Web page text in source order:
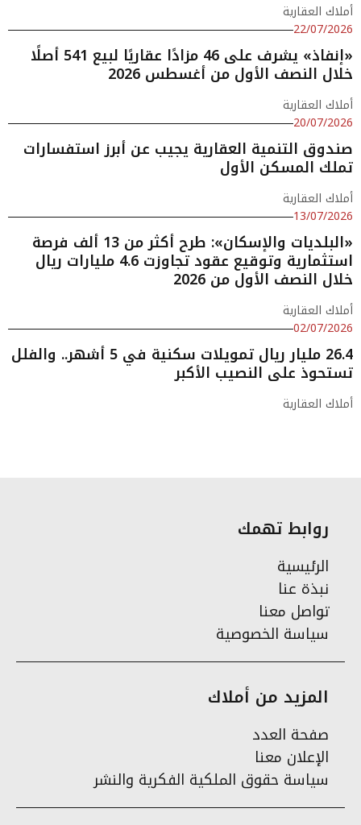
أملاك العقارية
22/07/2026
«إنفاذ» يشرف على 46 مزادًا عقاريًا لبيع 541 أصلًا
خلال النصف الأول من أغسطس 2026
أملاك العقارية
20/07/2026
صندوق التنمية العقارية يجيب عن أبرز استفسارات
تملك المسكن الأول
أملاك العقارية
13/07/2026
«البلديات والإسكان»: طرح أكثر من 13 ألف فرصة
استثمارية وتوقيع عقود تجاوزت 4.6 مليارات ريال
خلال النصف الأول من 2026
أملاك العقارية
02/07/2026
26.4 مليار ريال تمويلات سكنية في 5 أشهر.. والفلل
تستحوذ على النصيب الأكبر
أملاك العقارية
روابط تهمك
الرئيسية
نبذة عنا
تواصل معنا
سياسة الخصوصية
المزيد من أملاك
صفحة العدد
الإعلان معنا
سياسة حقوق الملكية الفكرية والنشر